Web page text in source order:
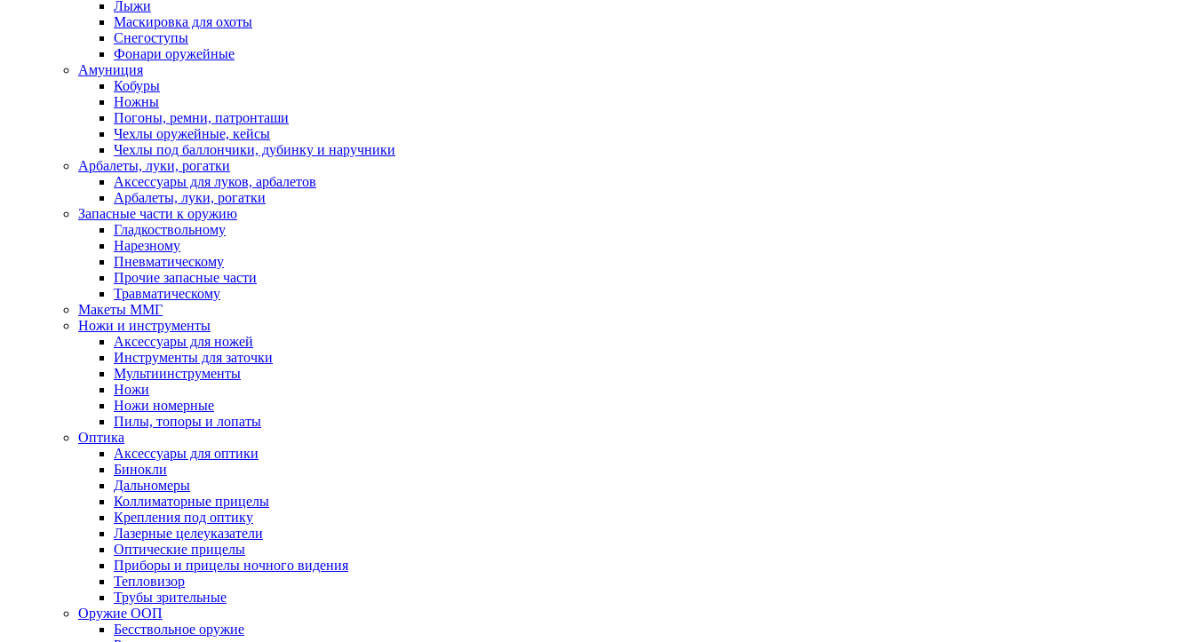
Лыжи
Маскировка для охоты
Снегоступы
Фонари оружейные
Амуниция
Кобуры
Ножны
Погоны, ремни, патронташи
Чехлы оружейные, кейсы
Чехлы под баллончики, дубинку и наручники
Арбалеты, луки, рогатки
Аксессуары для луков, арбалетов
Арбалеты, луки, рогатки
Запасные части к оружию
Гладкоствольному
Нарезному
Пневматическому
Прочие запасные части
Травматическому
Макеты ММГ
Ножи и инструменты
Аксессуары для ножей
Инструменты для заточки
Мультиинструменты
Ножи
Ножи номерные
Пилы, топоры и лопаты
Оптика
Аксессуары для оптики
Бинокли
Дальномеры
Коллиматорные прицелы
Крепления под оптику
Лазерные целеуказатели
Оптические прицелы
Приборы и прицелы ночного видения
Тепловизор
Трубы зрительные
Оружие ООП
Бесствольное оружие